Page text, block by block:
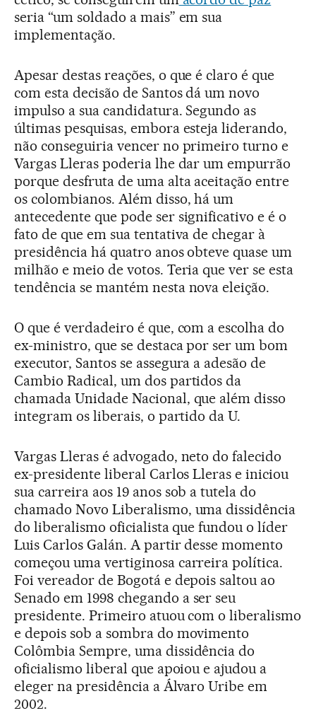
seria “um soldado a mais” em sua
implementação.
Apesar destas reações, o que é claro é que
com esta decisão de Santos dá um novo
impulso a sua candidatura. Segundo as
últimas pesquisas, embora esteja liderando,
não conseguiria vencer no primeiro turno e
Vargas Lleras poderia lhe dar um empurrão
porque desfruta de uma alta aceitação entre
os colombianos. Além disso, há um
antecedente que pode ser significativo e é o
fato de que em sua tentativa de chegar à
presidência há quatro anos obteve quase um
milhão e meio de votos. Teria que ver se esta
tendência se mantém nesta nova eleição.
O que é verdadeiro é que, com a escolha do
ex-ministro, que se destaca por ser um bom
executor, Santos se assegura a adesão de
Cambio Radical, um dos partidos da
chamada Unidade Nacional, que além disso
integram os liberais, o partido da U.
Vargas Lleras é advogado, neto do falecido
ex-presidente liberal Carlos Lleras e iniciou
sua carreira aos 19 anos sob a tutela do
chamado Novo Liberalismo, uma dissidência
do liberalismo oficialista que fundou o líder
Luis Carlos Galán. A partir desse momento
começou uma vertiginosa carreira política.
Foi vereador de Bogotá e depois saltou ao
Senado em 1998 chegando a ser seu
presidente. Primeiro atuou com o liberalismo
e depois sob a sombra do movimento
Colômbia Sempre, uma dissidência do
oficialismo liberal que apoiou e ajudou a
eleger na presidência a Álvaro Uribe em
2002.